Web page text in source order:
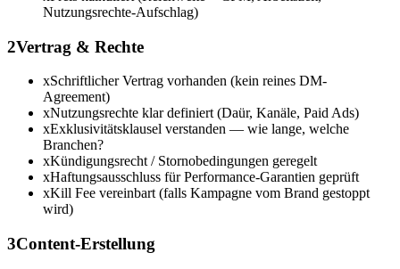
Nutzungsrechte-Aufschlag)
2Vertrag & Rechte
xSchriftlicher Vertrag vorhanden (kein reines DM-
Agreement)
xNutzungsrechte klar definiert (Daür, Kanäle, Paid Ads)
xExklusivitätsklausel verstanden — wie lange, welche
Branchen?
xKündigungsrecht / Stornobedingungen geregelt
xHaftungsausschluss für Performance-Garantien geprüft
xKill Fee vereinbart (falls Kampagne vom Brand gestoppt
wird)
3Content-Erstellung